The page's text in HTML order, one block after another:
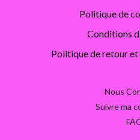
Politique de
Conditions
Politique de retour
Nous
Suivre ma